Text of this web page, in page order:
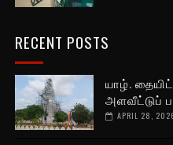
RECENT POSTS
யாழ்.
அளவீட்டுப்
APRIL 28,